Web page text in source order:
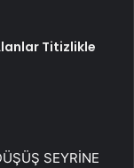
Titizlikle
SEYRİNE